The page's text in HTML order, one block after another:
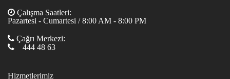
Çalışma Saatleri:
Pazartesi - Cumartesi / 8:00 AM - 8:00 PM
Çağrı Merkezi:
444 48 63
Hizmetlerimiz